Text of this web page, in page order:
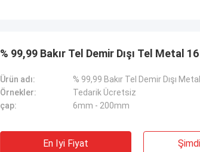
% 99,99 Bakır Tel Demir Dışı Tel
Ürün adı:
% 99,99 Bakır Tel Demir Dışı
Örnekler:
Tedarik Ücretsiz
çap:
6mm - 200mm
En Iyi Fiyat